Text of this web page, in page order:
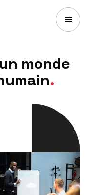
monde
.